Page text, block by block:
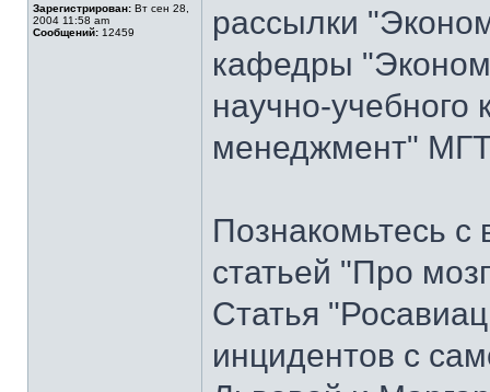
Зарегистрирован: Вт сен 28,
2004 11:58 am
Сообщений: 12459
рассылки
кафедры
научно-
менеджмент"
Познакомьтесь с
статьей "Про
Статья
инцидентов с